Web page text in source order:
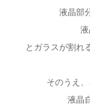
液晶部
とガラスが割れ
そのうえ
液晶